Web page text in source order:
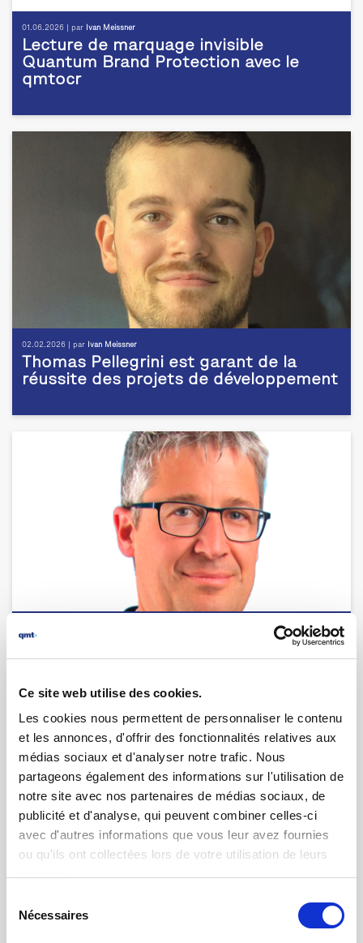
Ce site web utilise des cookies.
Les cookies nous permettent de personnaliser le contenu
et les annonces, d'offrir des fonctionnalités relatives aux
médias sociaux et d'analyser notre trafic. Nous
partageons également des informations sur l'utilisation de
notre site avec nos partenaires de médias sociaux, de
publicité et d'analyse, qui peuvent combiner celles-ci
avec d'autres informations que vous leur avez fournies
ou qu'ils ont collectées lors de votre utilisation de leurs
Nécessaires
01.06.2026 | par Ivan Meissner
Lecture de marquage invisible
Quantum Brand Protection avec le
qmtocr
02.02.2026 | par Ivan Meissner
Thomas Pellegrini est garant de la
réussite des projets de développement
qmt retrouve son leadership dans les
logiciels pour le test et le contrôle